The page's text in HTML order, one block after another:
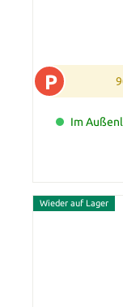
P
Im
Wieder auf Lager